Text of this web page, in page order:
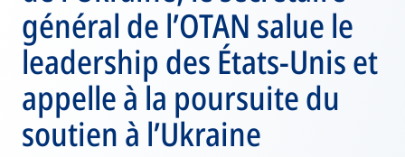
général de l’OTAN salue le
leadership des États-Unis et
appelle à la poursuite du
soutien à l’Ukraine